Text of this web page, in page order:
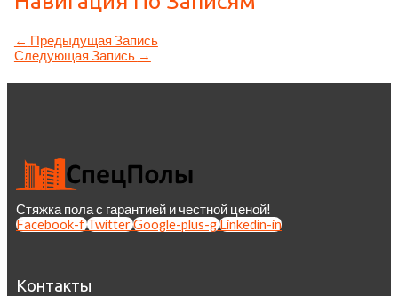
← Предыдущая Запись
Следующая Запись →
Стяжка пола с гарантией и честной ценой!
Facebook-fTwitterGoogle-plus-gLinkedin-in
Контакты